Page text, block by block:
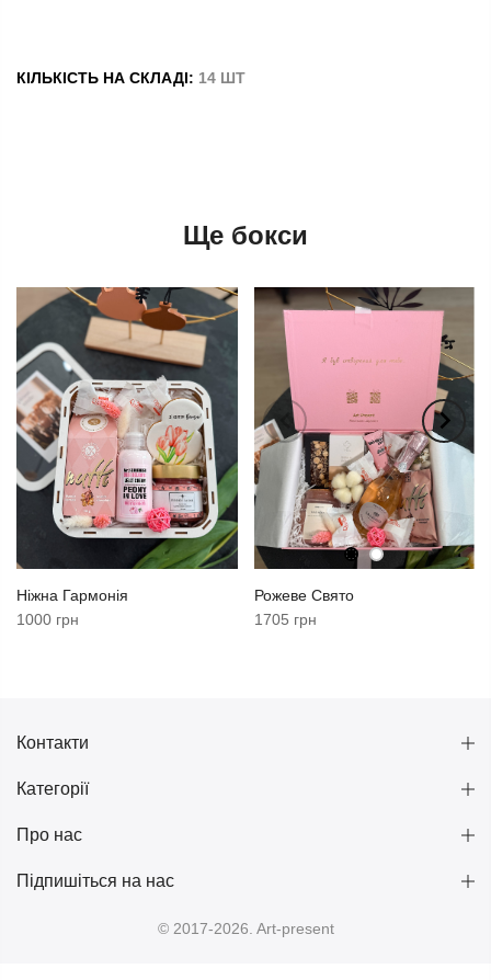
КІЛЬКІСТЬ НА СКЛАДІ: 14 ШТ
Ще бокси
Ніжна Гармонія
1000 грн
Рожеве Свято
1705 грн
Контакти
Категорії
Про нас
Підпишіться на нас
© 2017-2026. Art-present